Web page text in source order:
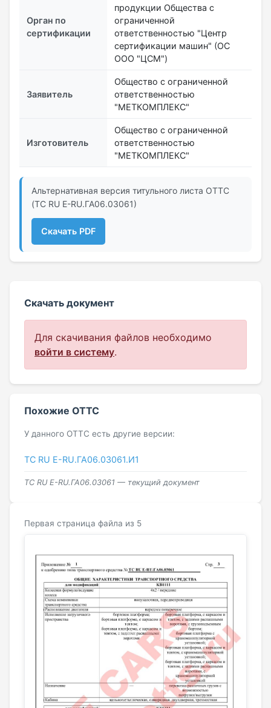
Орган по
сертификации
продукции Общества с
ограниченной
ответственностью "Центр
сертификации машин" (ОС
ООО "ЦСМ")
Заявитель
Общество с ограниченной
ответственностью
"МЕТКОМПЛЕКС"
Изготовитель
Общество с ограниченной
ответственностью
"МЕТКОМПЛЕКС"
Альтернативная версия титульного листа ОТТС
(ТС RU Е-RU.ГА06.03061)
Скачать PDF
Скачать документ
Для скачивания файлов необходимо
войти в систему.
Похожие ОТТС
У данного ОТТС есть другие версии:
ТС RU Е-RU.ГА06.03061.И1
ТС RU Е-RU.ГА06.03061 — текущий документ
Первая страница файла из 5